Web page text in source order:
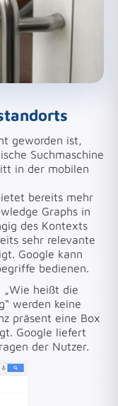
geworden ist,
Suchmaschine
in der mobilen
bereits mehr
Graphs in
des Kontexts
sehr relevante
Google kann
bedienen.
„Wie heißt die
werden keine
präsent eine Box
Google liefert
der Nutzer.